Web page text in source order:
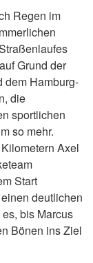
Regen im
Grund der
dem Hamburg-
die
sportlichen
so mehr.
Axel
Start
deutlichen
bis Marcus
Bönen ins Ziel